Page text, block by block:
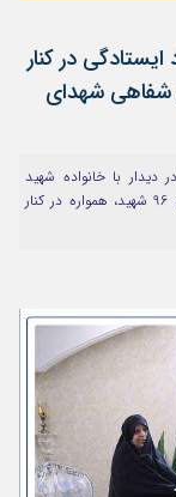
۹۶ شهید نماد ایستادگی در کنار
شفاهی شهدای
با خانواده شهید
زین‌العابدین معصومی، گفت: بانک صادرات ایران با تقدیم 96 شهید، همواره در کنار